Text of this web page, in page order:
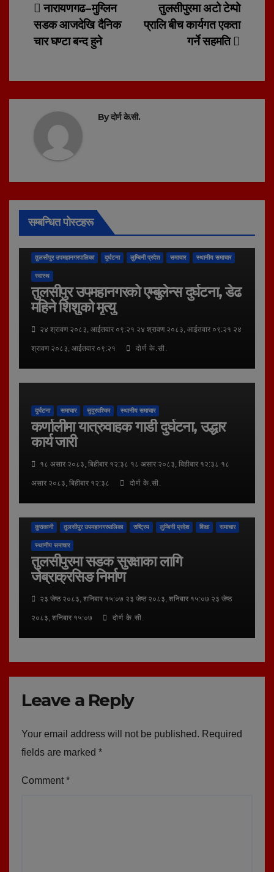
Post
navigation
तुलसीपुरमा अटो टेम्पो
प्रालि बीच कार्यगत एकता
गर्ने सहमति
नारायणगढ–मुग्लिन
सडक आजदेखि दैनिक
चार घण्टा बन्द हुने
Byदोर्ण के.सी.
सम्बन्धित पोस्टहरू
तुलसीपुर उपमहानगरपालिका दुर्घटना लुम्बिनी प्रदेश समाचार स्थानीय समाचार
स्वास्थ
तुलसीपुर उपमहानगरको एम्बुलेन्स दुर्घटना, डेढ
महिने शिशुको मृत्यु
२४ श्रावण २०८३, आईतवार ०९:२१ २४ श्रावण २०८३, आईतवार ०९:२१ २४
श्रावण २०८३, आईतवार ०९:२१ दोर्ण के.सी.
दुर्घटना समाचार सुदूरपश्चिम स्थानीय समाचार
कर्णालीमा यात्रुवाहक गाडी दुर्घटना, उद्धार
कार्य जारी
१८ असार २०८३, बिहीबार १२:३८ १८ असार २०८३, बिहीबार १२:३८ १८
असार २०८३, बिहीबार १२:३८ दोर्ण के.सी.
कुराकानी तुलसीपुर उपमहानगरपालिका राष्ट्रिय लुम्बिनी प्रदेश शिक्षा समाचार
स्थानीय समाचार
तुलसीपुरमा सडक सुरक्षाका लागि
जेब्राक्रसिङ निर्माण
२३ जेष्ठ २०८३, शनिबार १५:०७ २३ जेष्ठ २०८३, शनिबार १५:०७ २३ जेष्ठ
२०८३, शनिबार १५:०७ दोर्ण के.सी.
Leave a Reply
Your email address will not be published. Required
fields are marked *
Comment *